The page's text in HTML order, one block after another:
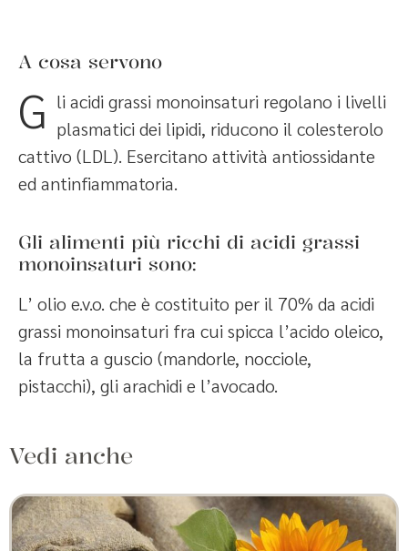
A cosa servono
G li acidi grassi monoinsaturi regolano i livelli
plasmatici dei lipidi, riducono il colesterolo
cattivo (LDL). Esercitano attività antiossidante
ed antinfiammatoria.
Gli alimenti più ricchi di acidi grassi
monoinsaturi sono:
L’ olio e.v.o. che è costituito per il 70% da acidi
grassi monoinsaturi fra cui spicca l’acido oleico,
la frutta a guscio (mandorle, nocciole,
pistacchi), gli arachidi e l’avocado.
Vedi anche